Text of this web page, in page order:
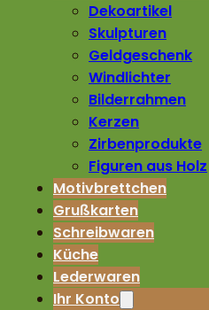
Dekoartikel
Skulpturen
Geldgeschenk
Windlichter
Bilderrahmen
Kerzen
Zirbenprodukte
Figuren aus Holz
Motivbrettchen
Grußkarten
Schreibwaren
Küche
Lederwaren
Ihr Konto